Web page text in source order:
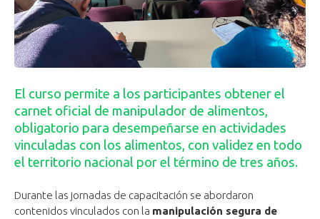
El curso permite a los participantes obtener el
carnet oficial de manipulador de alimentos,
obligatorio para desempeñarse en actividades
vinculadas con los alimentos, con validez en todo
el territorio nacional por el término de tres años.
Durante las jornadas de capacitación se abordaron
contenidos vinculados con la manipulación segura de